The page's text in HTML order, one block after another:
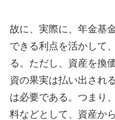
故に、実際に、年金基
できる利点を活かして
る。ただし、資産を換
資の果実は払い出され
は必要である。つまり
料などとして、資産か